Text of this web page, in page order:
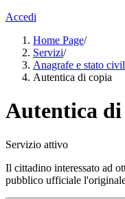
Accedi
Home Page/
Servizi/
Anagrafe e stato
Autentica di copia
Autentica di
Servizio attivo
Il cittadino interessato ad
pubblico ufficiale